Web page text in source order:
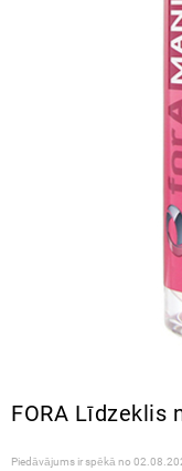
FORA Līdzeklis
Piedāvājums ir spēkā no